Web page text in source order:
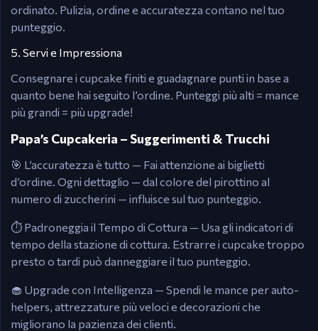
ordinato. Pulizia, ordine e accuratezza contano nel tuo
punteggio.
5. Servi e Impressiona
Consegnare i cupcake finiti e guadagnare punti in base a
quanto bene hai seguito l’ordine. Punteggi più alti = mance
più grandi = più upgrade!
Papa’s Cupcakeria – Suggerimenti & Trucchi
🎯 L’accuratezza è tutto — Fai attenzione ai biglietti
d’ordine. Ogni dettaglio — dal colore del pirottino al
numero di zuccherini — influisce sul tuo punteggio.
⏱️ Padroneggia il Tempo di Cottura — Usa gli indicatori di
tempo della stazione di cottura. Estrarre i cupcake troppo
presto o tardi può danneggiare il tuo punteggio.
🧁 Upgrade con Intelligenza — Spendi le mance per auto-
helpers, attrezzature più veloci e decorazioni che
migliorano la pazienza dei clienti.